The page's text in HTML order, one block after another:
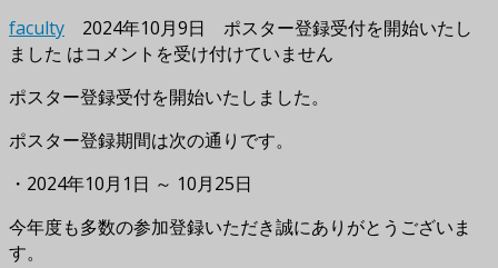
faculty 2024年10月9日
ポスター登録受付を開始いたし
ました はコメントを受け付けていません
ポスター登録受付を開始いたしました。
ポスター登録期間は次の通りです。
・2024年10月1日 ～ 10月25日
今年度も多数の参加登録いただき誠にありがとうございま
す。